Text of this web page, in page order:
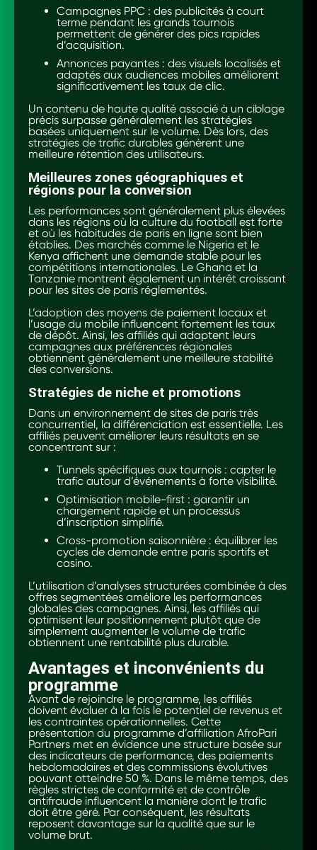
Campagnes PPC : des publicités à court
terme pendant les grands tournois
permettent de générer des pics rapides
d’acquisition.
Annonces payantes : des visuels localisés et
adaptés aux audiences mobiles améliorent
significativement les taux de clic.
Un contenu de haute qualité associé à un ciblage
précis surpasse généralement les stratégies
basées uniquement sur le volume. Dès lors, des
stratégies de trafic durables génèrent une
meilleure rétention des utilisateurs.
Meilleures zones géographiques et
régions pour la conversion
Les performances sont généralement plus élevées
dans les régions où la culture du football est forte
et où les habitudes de paris en ligne sont bien
établies. Des marchés comme le Nigeria et le
Kenya affichent une demande stable pour les
compétitions internationales. Le Ghana et la
Tanzanie montrent également un intérêt croissant
pour les sites de paris réglementés.
L’adoption des moyens de paiement locaux et
l’usage du mobile influencent fortement les taux
de dépôt. Ainsi, les affiliés qui adaptent leurs
campagnes aux préférences régionales
obtiennent généralement une meilleure stabilité
des conversions.
Stratégies de niche et promotions
Dans un environnement de sites de paris très
concurrentiel, la différenciation est essentielle. Les
affiliés peuvent améliorer leurs résultats en se
concentrant sur :
Tunnels spécifiques aux tournois : capter le
trafic autour d’événements à forte visibilité.
Optimisation mobile-first : garantir un
chargement rapide et un processus
d’inscription simplifié.
Cross-promotion saisonnière : équilibrer les
cycles de demande entre paris sportifs et
casino.
L’utilisation d’analyses structurées combinée à des
offres segmentées améliore les performances
globales des campagnes. Ainsi, les affiliés qui
optimisent leur positionnement plutôt que de
simplement augmenter le volume de trafic
obtiennent une rentabilité plus durable.
Avantages et inconvénients du
programme
Avant de rejoindre le programme, les affiliés
doivent évaluer à la fois le potentiel de revenus et
les contraintes opérationnelles. Cette
présentation du programme d’affiliation AfroPari
Partners met en évidence une structure basée sur
des indicateurs de performance, des paiements
hebdomadaires et des commissions évolutives
pouvant atteindre 50 %. Dans le même temps, des
règles strictes de conformité et de contrôle
antifraude influencent la manière dont le trafic
doit être géré. Par conséquent, les résultats
reposent davantage sur la qualité que sur le
volume brut.